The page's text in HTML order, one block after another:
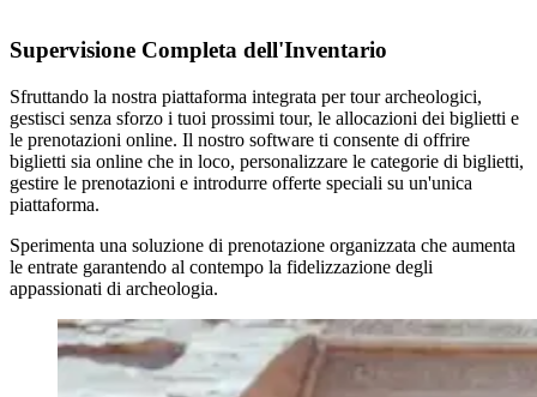
Supervisione Completa dell'Inventario
Sfruttando la nostra piattaforma integrata per tour archeologici,
gestisci senza sforzo i tuoi prossimi tour, le allocazioni dei biglietti e
le prenotazioni online. Il nostro software ti consente di offrire
biglietti sia online che in loco, personalizzare le categorie di biglietti,
gestire le prenotazioni e introdurre offerte speciali su un'unica
piattaforma.
Sperimenta una soluzione di prenotazione organizzata che aumenta
le entrate garantendo al contempo la fidelizzazione degli
appassionati di archeologia.